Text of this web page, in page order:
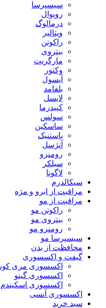
سیسپرسا
رویوال
درمالوگ
ویتالیر
راکوتن
بیتروی
مارگریت
وکتور
آیسول
بلفامد
لایسل
کپیدرما
سولس
ساسکین
باستنیک
آنژسل
رومنزو
سیلکر
لاگونا
سیکالدرم
مراقبت از ابرو و مژه
مراقبت از مو
راکوتن مو
بیتروی مو
رومنزو مو
سیسپرسا مو
محافظت از بدن
گیفت و اکسسوری
اکسسوری مری کور
اکسسوری گینو
اکسسوری اسکیندم
اکسسوری آنسی
سبد خرید